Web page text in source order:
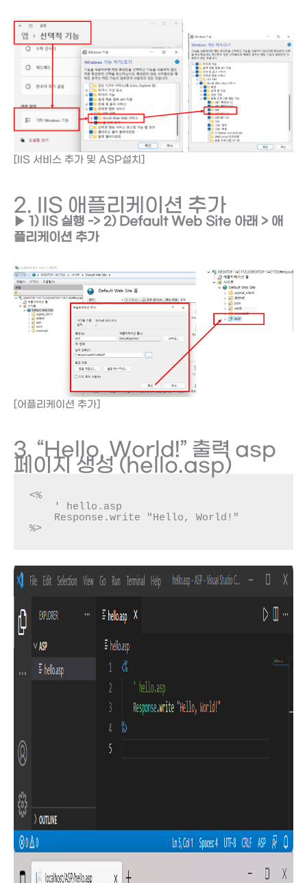
[IIS 서비스 추가 및 ASP설치]
2. IIS 애플리케이션 추가
▶ 1) IIS 실행 -> 2) Default Web Site 아래 > 애
플리케이션 추가
[어플리케이션 추가]
3. “Hello, World!” 출력 asp
페이지 생성 (hello.asp)
<%
%>